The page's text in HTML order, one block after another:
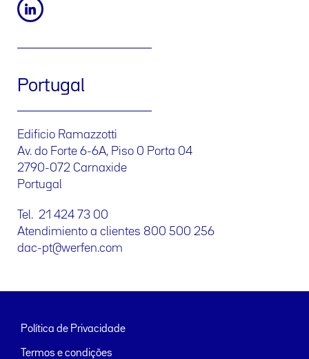
Portugal
Edificio Ramazzotti
Av. do Forte 6-6A, Piso 0 Porta 04
2790-072 Carnaxide
Portugal
Tel. 21 424 73 00
Atendimiento a clientes 800 500 256
dac-pt@werfen.com
Política de Privacidade
Termos e condições